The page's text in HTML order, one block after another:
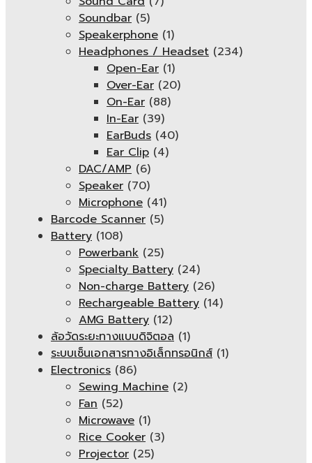
Soundbar (5)
Speakerphone (1)
Headphones / Headset (234)
Open-Ear (1)
Over-Ear (20)
On-Ear (88)
In-Ear (39)
EarBuds (40)
Ear Clip (4)
DAC/AMP (6)
Speaker (70)
Microphone (41)
Barcode Scanner (5)
Battery (108)
Powerbank (25)
Specialty Battery (24)
Non-charge Battery (26)
Rechargeable Battery (14)
AMG Battery (12)
ล้อวัดระยะทางแบบดิจิตอล (1)
ระบบเซ็นเอกสารทางอิเล็กทรอนิกส์ (1)
Electronics (86)
Sewing Machine (2)
Fan (52)
Microwave (1)
Rice Cooker (3)
Projector (25)